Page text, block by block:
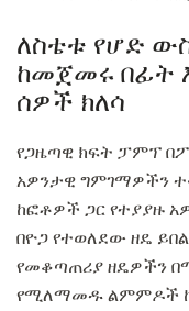
ለስቴቱ የሆድ
ከመጀመሩ በፊት
ሰዎች ክለሳ
የጋዜጣዊ ክፍት ፓምፕ
አዎንታዊ ግምገማዎችን
ከፎቶዎች ጋር የተያያዙ
በዮጋ የተወለደው ዘዴ
የመቆጣጠሪያ ዘዴዎችን
የሚለማመዱ ልምምዶች